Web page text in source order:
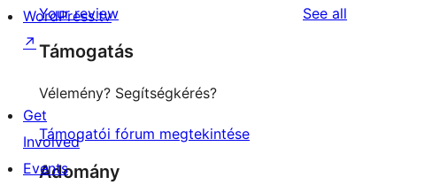
Your review See all
Támogatás
Vélemény? Segítségkérés?
Támogatói fórum megtekintése
Adomány
WordPress.tv
↗
Get
Involved
Events